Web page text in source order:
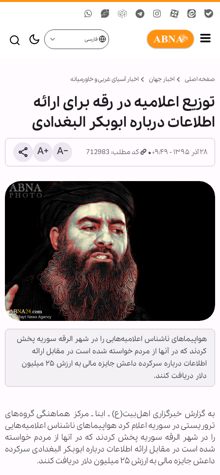
فارسی
صفحه اصلی اخبار جهان اخبار آسیای غربی و خاورمیانه
توزیع اعلامیه‌ در رقه برای ارائه
اطلاعات درباره ابوبکر البغدادی
۲۸ آذر ۱۳۹۵ - ۰۹:۴۹ کد مطلب: 712983
هواپیماهای ناشناس اعلامیه‌هایی را در شهر الرقه سوریه پخش
کردند که در آنها از مردم خواسته شده است در مقابل ارائه
اطلاعات درباره سرکرده داعش جایزه مالی به ارزش ۲۵ میلیون
دلار دریافت کنند.
به گزارش خبرگزاری اهل‌بیت(ع) ـ ابنا ـ مرکز هماهنگی گرو‌ه‌های
تروریستی در سوریه اعلام کرد هواپیماهای ناشناس اعلامیه‌هایی
را در شهر الرقه سوریه پخش کردند که در آنها از مردم خواسته
شده است در مقابل ارائه اطلاعات درباره ابوبکر البغدادی سرکرده
داعش جایزه مالی به ارزش ۲۵ میلیون دلار دریافت کنند.